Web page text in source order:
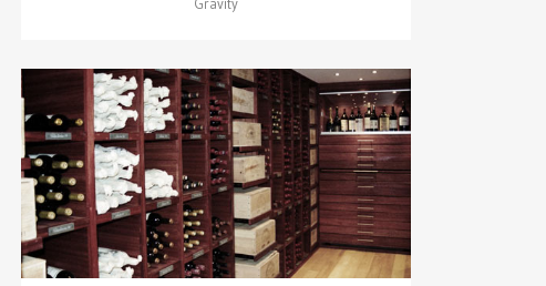
DETAILS ZIEN